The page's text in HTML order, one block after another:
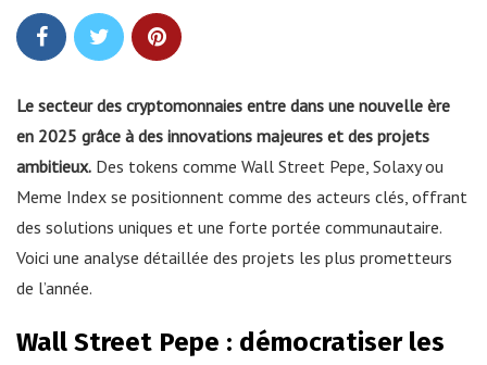
Le secteur des cryptomonnaies entre dans une nouvelle ère
en 2025 grâce à des innovations majeures et des projets
ambitieux. Des tokens comme Wall Street Pepe, Solaxy ou
Meme Index se positionnent comme des acteurs clés, offrant
des solutions uniques et une forte portée communautaire.
Voici une analyse détaillée des projets les plus prometteurs
de l’année.
Wall Street Pepe : démocratiser les